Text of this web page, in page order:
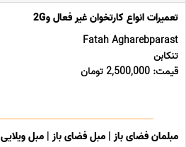
تعمیرات انواع کارتخوان غیر فعال و2G
Fatah Agharebparast
تنکابن
قیمت: 2,500,000 تومان
مبلمان فضای باز | مبل فضای باز | مبل ویلایی